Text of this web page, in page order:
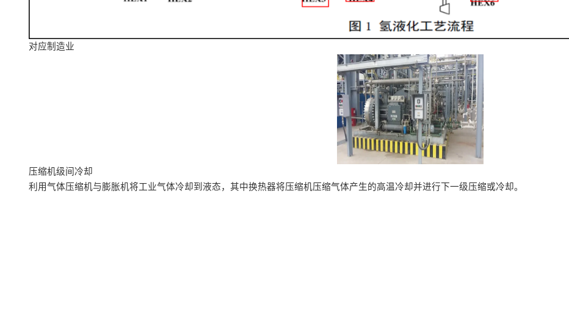
对应制造业
压缩机级间冷却
利用气体压缩机与膨胀机将工业气体冷却到液态，其中换热器将压缩机压缩气体产生的高温冷却并进行下一级压缩或冷却。